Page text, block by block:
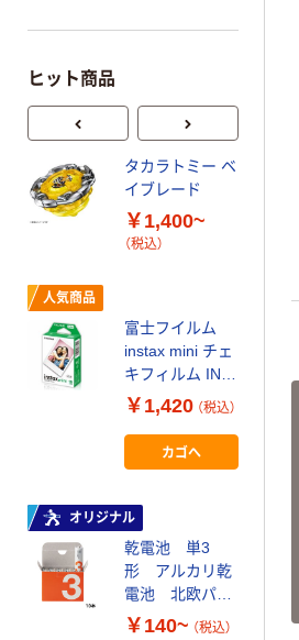
ヒット商品
タカラトミー ベ
イブレード
￥1,400~
（税込）
人気商品
富士フイルム
instax mini チェ
キフィルム INS
MINI JP1 1パッ
ク（10枚入り）
￥1,420 （税込）
カゴへ
オリジナル
乾電池 単3
形 アルカリ乾
電池 北欧パッ
ケージ アスク
￥140~ （税込）